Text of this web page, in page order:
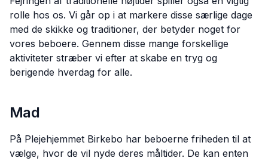
rolle hos os. Vi går op i at markere disse særlige dage
med de skikke og traditioner, der betyder noget for
vores beboere. Gennem disse mange forskellige
aktiviteter stræber vi efter at skabe en tryg og
berigende hverdag for alle.
Mad
På Plejehjemmet Birkebo har beboerne friheden til at
vælge, hvor de vil nyde deres måltider. De kan enten